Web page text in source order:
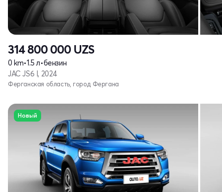
314 800 000 UZS
0 km•1.5 л•бензин
JAC JS6 I, 2024
Ферганская область, город Фергана
Новый